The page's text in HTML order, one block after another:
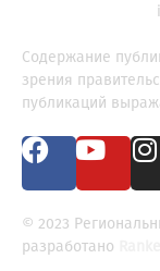
Содержание
зрения
публикаций
© 2023
разработано